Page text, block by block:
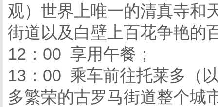
观）世界上唯一的清真寺和
街道以及白壁上百花争艳的
12：00 享用午餐；
13：00 乘车前往托莱多（
多繁荣的古罗马街道整个城